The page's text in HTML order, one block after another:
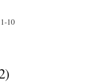
10